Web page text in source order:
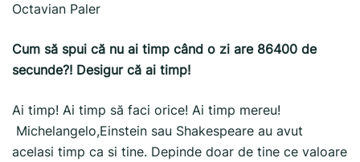
Octavian Paler
Cum să spui că nu ai timp când o zi are 86400 de
secunde?! Desigur că ai timp!
Ai timp! Ai timp să faci orice! Ai timp mereu!
Michelangelo,Einstein sau Shakespeare au avut
acelasi timp ca si tine. Depinde doar de tine ce valoare